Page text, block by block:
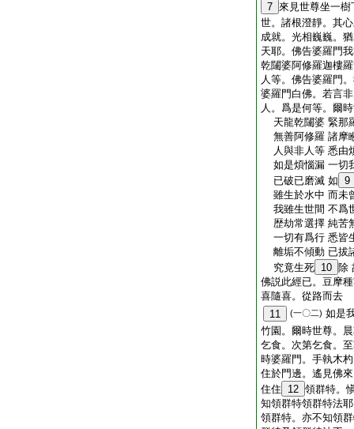
7 來見世尊坐一
世。諸根澄靜。其
成就。光相巍巍。
天耶。佛告婆羅門
乾闥婆阿修羅迦樓
人等。佛告婆羅門
婆羅門白佛。若言
人。爲是何等。爾
天龍乾闥婆 緊那
無善阿修羅 諸摩
人與非人等 悉由
如是煩惱漏 一切
已破已磨滅 如 9
雖生於水中 而未
我雖生世間 不爲
歴劫常選擇 純苦
一切有爲行 悉皆
離垢不傾動 已拔
究竟生死 10 除
佛説此經已。豆摩
喜隨喜。從路而去
11
(一〇二) 如是
竹園。爾時世尊。
乞食。次第乞食。
時婆羅門。手執木
住於門邊。遙見佛
住住
12 領群特。
知領群特領群特法
領群特。亦不知領